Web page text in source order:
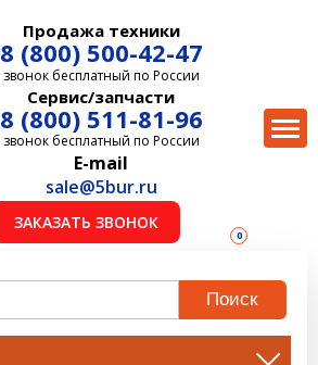
Продажа техники
8 (800) 500-42-47
звонок бесплатный по России
Сервис/запчасти
8 (800) 511-81-96
звонок бесплатный по России
E-mail
sale@5bur.ru
ЗАКАЗАТЬ ЗВОНОК
0
Поиск